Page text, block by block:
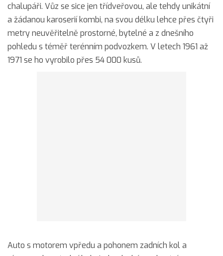
chalupáři. Vůz se sice jen třídveřovou, ale tehdy unikátní
a žádanou karoserií kombi, na svou délku lehce přes čtyři
metry neuvěřitelně prostorné, bytelné a z dnešního
pohledu s téměř terénním podvozkem. V letech 1961 až
1971 se ho vyrobilo přes 54 000 kusů.
Auto s motorem vpředu a pohonem zadních kol a